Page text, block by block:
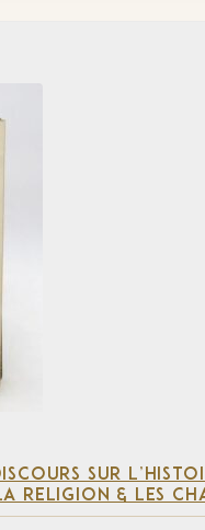
SUR
RELIGION & LES